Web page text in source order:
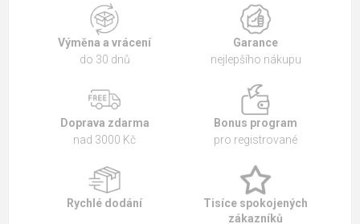
Výměna a vrácení
do 30 dnů
Garance
nejlepšího nákupu
Doprava zdarma
nad 3000 Kč
Bonus program
pro registrované
Rychlé dodání
Tisíce spokojených
zákazníků